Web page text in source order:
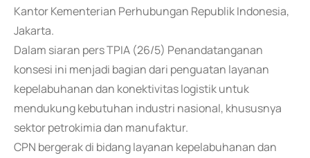
Kantor Kementerian Perhubungan Republik Indonesia,
Jakarta.
Dalam siaran pers TPIA (26/5) Penandatanganan
konsesi ini menjadi bagian dari penguatan layanan
kepelabuhanan dan konektivitas logistik untuk
mendukung kebutuhan industri nasional, khususnya
sektor petrokimia dan manufaktur.
CPN bergerak di bidang layanan kepelabuhanan dan